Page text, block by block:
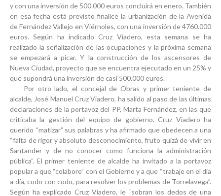
y con una inversión de 500.000 euros concluirá en enero. También
en esa fecha está previsto finalice la urbanización de la Avenida
de Fernández Vallejo en Viérnoles, con una inversión de 4760.000
euros. Según ha indicado Cruz Viadero, esta semana se ha
realizado la señalización de las ocupaciones y la próxima semana
se empezará a picar. Y la construcción de los ascensores de
Nueva Ciudad, proyecto que se encuentra ejecutado en un 25% y
que supondrá una inversión de casi 500.000 euros.
Por otro lado, el concejal de Obras y primer teniente de
alcalde, José Manuel Cruz Viadero, ha salido al paso de las últimas
declaraciones de la portavoz del PP, Marta Fernández, en las que
criticaba la gestión del equipo de gobierno. Cruz Viadero ha
querido “matizar” sus palabras y ha afirmado que obedecen a una
“falta de rigor y absoluto desconocimiento, fruto quizá de vivir en
Santander y de no conocer como funciona la administración
pública”. El primer teniente de alcalde ha invitado a la portavoz
popular a que “colabore” con el Gobierno y a que “trabaje en el día
a día, codo con codo, para resolver los problemas de Torrelavega”.
Según ha explicado Cruz Viadero, le “sobran los dedos de una